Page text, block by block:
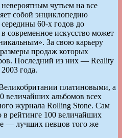
чутьем на все
собой энциклопедию
60-х годов до
современное искусство может
За свою карьеру
продаж которых
Последний из них — Reality
года.
платиновыми, а
величайших альбомов всех
журнала Rolling Stone. Сам
в рейтинге 100 величайших
— лучших певцов того же